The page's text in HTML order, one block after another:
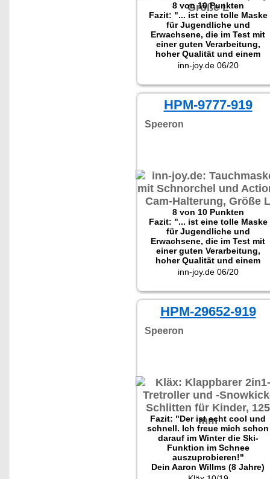
8 von 10 Punkten
Fazit: "... ist eine tolle Maske
für Jugendliche und
Erwachsene, die im Test mit
einer guten Verarbeitung,
hoher Qualität und einem
tollen Preis-Leistungs-
Verhältnis überzeugen
konnte."
Getestet wurde NX-9777.
inn-joy.de 06/20
HPM-9777-919
Speeron
8 von 10 Punkten
Fazit: "... ist eine tolle Maske
für Jugendliche und
Erwachsene, die im Test mit
einer guten Verarbeitung,
hoher Qualität und einem
tollen Preis-Leistungs-
Verhältnis überzeugen
konnte."
inn-joy.de 06/20
HPM-29652-919
Speeron
Fazit: "Der ist echt cool und
schnell. Ich freue mich schon
darauf im Winter die Ski-
Funktion im Schnee
auszuprobieren!"
Dein Aaron Willms (8 Jahre)